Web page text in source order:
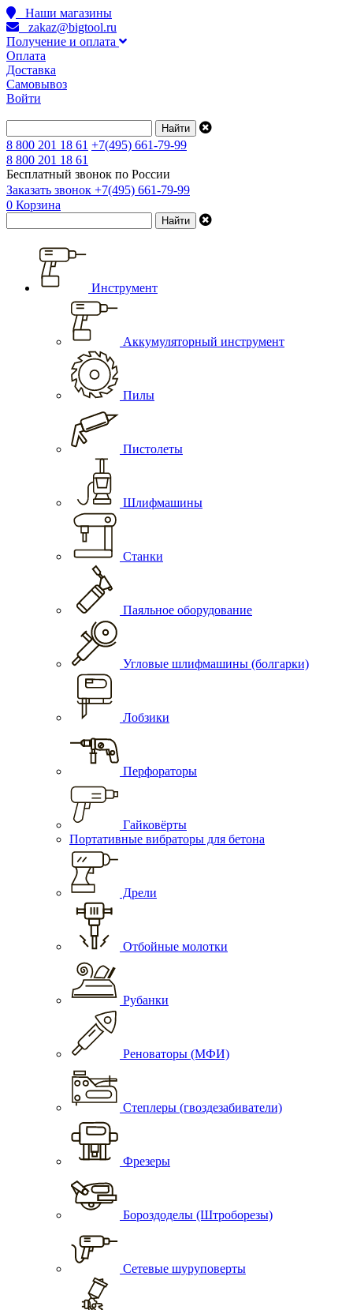
Наши магазины
zakaz@bigtool.ru
Получение и оплата
Оплата
Доставка
Самовывоз
Войти
8 800 201 18 61 +7(495) 661-79-99
8 800 201 18 61
Бесплатный звонок по России
Заказать звонок +7(495) 661-79-99
0 Корзина
Инструмент
Аккумуляторный инструмент
Пилы
Пистолеты
Шлифмашины
Станки
Паяльное оборудование
Угловые шлифмашины (болгарки)
Лобзики
Перфораторы
Гайковёрты
Портативные вибраторы для бетона
Дрели
Отбойные молотки
Рубанки
Реноваторы (МФИ)
Степлеры (гвоздезабиватели)
Фрезеры
Бороздоделы (Штроборезы)
Сетевые шуруповерты